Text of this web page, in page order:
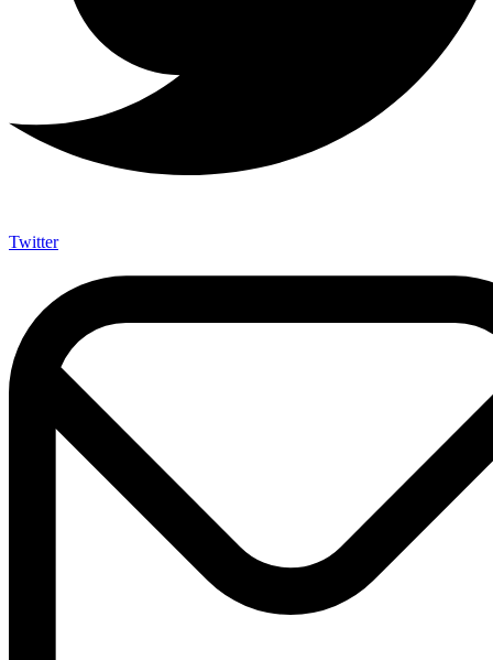
Twitter